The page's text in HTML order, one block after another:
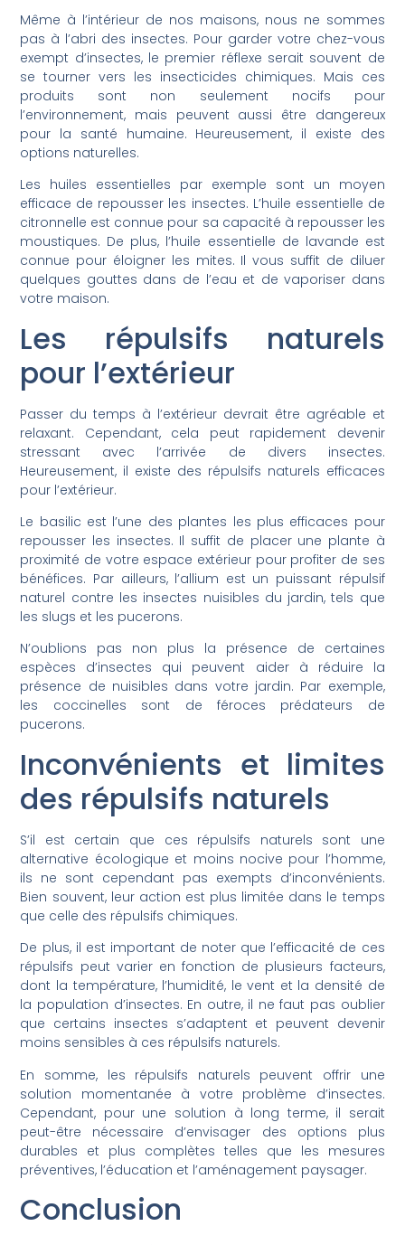
Même à l’intérieur de nos maisons, nous ne sommes
pas à l’abri des insectes. Pour garder votre chez-vous
exempt d’insectes, le premier réflexe serait souvent de
se tourner vers les insecticides chimiques. Mais ces
produits sont non seulement nocifs pour
l’environnement, mais peuvent aussi être dangereux
pour la santé humaine. Heureusement, il existe des
options naturelles.
Les huiles essentielles par exemple sont un moyen
efficace de repousser les insectes. L’huile essentielle de
citronnelle est connue pour sa capacité à repousser les
moustiques. De plus, l’huile essentielle de lavande est
connue pour éloigner les mites. Il vous suffit de diluer
quelques gouttes dans de l’eau et de vaporiser dans
votre maison.
Les répulsifs naturels
pour l’extérieur
Passer du temps à l’extérieur devrait être agréable et
relaxant. Cependant, cela peut rapidement devenir
stressant avec l’arrivée de divers insectes.
Heureusement, il existe des répulsifs naturels efficaces
pour l’extérieur.
Le basilic est l’une des plantes les plus efficaces pour
repousser les insectes. Il suffit de placer une plante à
proximité de votre espace extérieur pour profiter de ses
bénéfices. Par ailleurs, l’allium est un puissant répulsif
naturel contre les insectes nuisibles du jardin, tels que
les slugs et les pucerons.
N’oublions pas non plus la présence de certaines
espèces d’insectes qui peuvent aider à réduire la
présence de nuisibles dans votre jardin. Par exemple,
les coccinelles sont de féroces prédateurs de
pucerons.
Inconvénients et limites
des répulsifs naturels
S’il est certain que ces répulsifs naturels sont une
alternative écologique et moins nocive pour l’homme,
ils ne sont cependant pas exempts d’inconvénients.
Bien souvent, leur action est plus limitée dans le temps
que celle des répulsifs chimiques.
De plus, il est important de noter que l’efficacité de ces
répulsifs peut varier en fonction de plusieurs facteurs,
dont la température, l’humidité, le vent et la densité de
la population d’insectes. En outre, il ne faut pas oublier
que certains insectes s’adaptent et peuvent devenir
moins sensibles à ces répulsifs naturels.
En somme, les répulsifs naturels peuvent offrir une
solution momentanée à votre problème d’insectes.
Cependant, pour une solution à long terme, il serait
peut-être nécessaire d’envisager des options plus
durables et plus complètes telles que les mesures
préventives, l’éducation et l’aménagement paysager.
Conclusion